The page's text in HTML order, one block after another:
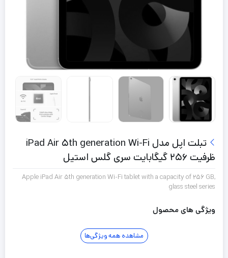
تبلت اپل مدل iPad Air 5th generation Wi-Fi
ظرفیت 256 گیگابایت سری گلس استیل
Apple iPad Air 5th generation Wi-Fi tablet with a capacity of 256 GB,
glass steel series
ویژگی های محصول
مشاهده همه ویژگی‌ها